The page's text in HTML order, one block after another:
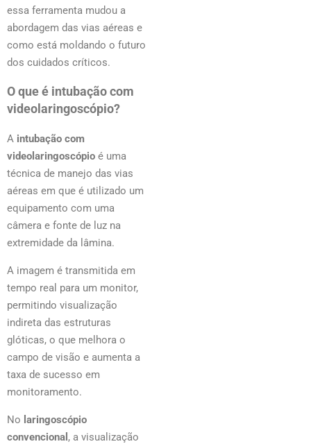
essa ferramenta mudou a
abordagem das vias aéreas e
como está moldando o futuro
dos cuidados críticos.
O que é intubação com
videolaringoscópio?
A intubação com
videolaringoscópio é uma
técnica de manejo das vias
aéreas em que é utilizado um
equipamento com uma
câmera e fonte de luz na
extremidade da lâmina.
A imagem é transmitida em
tempo real para um monitor,
permitindo visualização
indireta das estruturas
glóticas, o que melhora o
campo de visão e aumenta a
taxa de sucesso em
monitoramento.
No laringoscópio
convencional , a visualização